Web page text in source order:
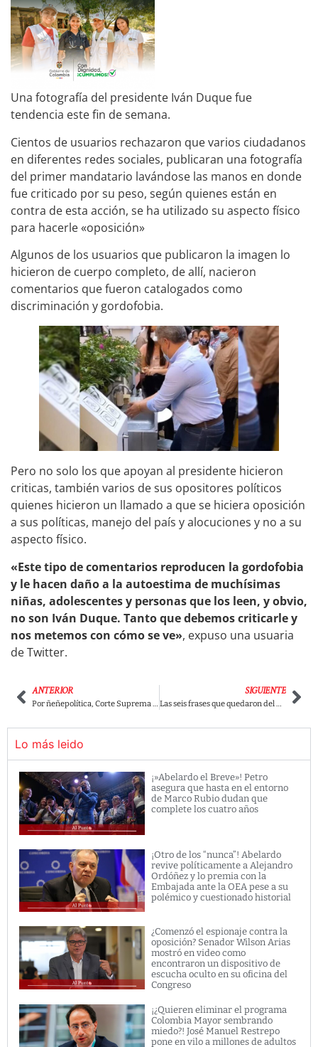
Una fotografía del presidente Iván Duque fue
tendencia este fin de semana.
Cientos de usuarios rechazaron que varios ciudadanos
en diferentes redes sociales, publicaran una fotografía
del primer mandatario lavándose las manos en donde
fue criticado por su peso, según quienes están en
contra de esta acción, se ha utilizado su aspecto físico
para hacerle «oposición»
Algunos de los usuarios que publicaron la imagen lo
hicieron de cuerpo completo, de allí, nacieron
comentarios que fueron catalogados como
discriminación y gordofobia.
Pero no solo los que apoyan al presidente hicieron
criticas, también varios de sus opositores políticos
quienes hicieron un llamado a que se hiciera oposición
a sus políticas, manejo del país y alocuciones y no a su
aspecto físico.
«Este tipo de comentarios reproducen la gordofobia
y le hacen daño a la autoestima de muchísimas
niñas, adolescentes y personas que los leen, y obvio,
no son Iván Duque. Tanto que debemos criticarle y
nos metemos con cómo se ve», expuso una usuaria
de Twitter.
ANTERIOR
Por ñeñepolítica, Corte Suprema seguirá investigando a Uribe
SIGUIENTE
Las seis frases que quedaron del primer debate entre Trump y Biden
Lo más leido
¡»Abelardo el Breve»! Petro
asegura que hasta en el entorno
de Marco Rubio dudan que
complete los cuatro años
¡Otro de los “nunca”! Abelardo
revive políticamente a Alejandro
Ordóñez y lo premia con la
Embajada ante la OEA pese a su
polémico y cuestionado historial
¿Comenzó el espionaje contra la
oposición? Senador Wilson Arias
mostró en video como
encontraron un dispositivo de
escucha oculto en su oficina del
Congreso
¡¿Quieren eliminar el programa
Colombia Mayor sembrando
miedo?! José Manuel Restrepo
pone en vilo a millones de adultos